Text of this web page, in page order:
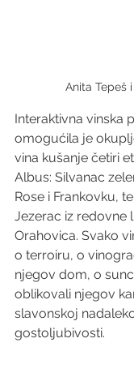
Anita Tepeš
Interaktivna vinska
omogućila je
vina kušanje četiri
Albus: Silvanac
Rose i Frankovku,
Jezerac iz redovne
Orahovica. Svako
o terroiru, o
njegov dom, o
oblikovali njegov
slavonskoj
gostoljubivosti.